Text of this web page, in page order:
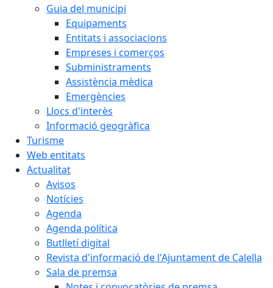
Guia del municipi
Equipaments
Entitats i associacions
Empreses i comerços
Subministraments
Assistència mèdica
Emergències
Llocs d'interès
Informació geogràfica
Turisme
Web entitats
Actualitat
Avisos
Notícies
Agenda
Agenda política
Butlletí digital
Revista d'informació de l'Ajuntament de Calella
Sala de premsa